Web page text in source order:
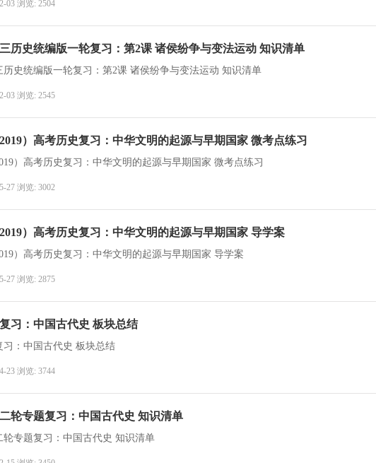
03 浏览: 2504
历史统编版一轮复习：第2课 诸侯纷争与变法运动 知识清单
历史统编版一轮复习：第2课 诸侯纷争与变法运动 知识清单
03 浏览: 2545
）高考历史复习：中华文明的起源与早期国家 微考点练习
）高考历史复习：中华文明的起源与早期国家 微考点练习
27 浏览: 3002
）高考历史复习：中华文明的起源与早期国家 导学案
）高考历史复习：中华文明的起源与早期国家 导学案
27 浏览: 2875
习：中国古代史 板块总结
习：中国古代史 板块总结
23 浏览: 3744
轮专题复习：中国古代史 知识清单
轮专题复习：中国古代史 知识清单